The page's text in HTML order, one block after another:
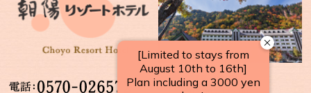
【受付時間】